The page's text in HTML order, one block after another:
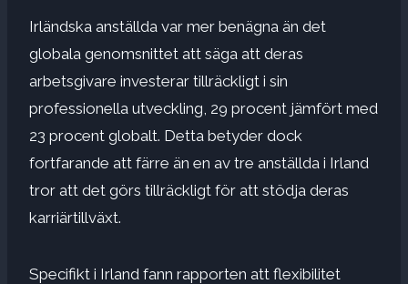
Irländska anställda var mer benägna än det
globala genomsnittet att säga att deras
arbetsgivare investerar tillräckligt i sin
professionella utveckling, 29 procent jämfört med
23 procent globalt. Detta betyder dock
fortfarande att färre än en av tre anställda i Irland
tror att det görs tillräckligt för att stödja deras
karriärtillväxt.
Specifikt i Irland fann rapporten att flexibilitet